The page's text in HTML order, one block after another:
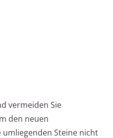
vermeiden Sie
den neuen
umliegenden Steine nicht